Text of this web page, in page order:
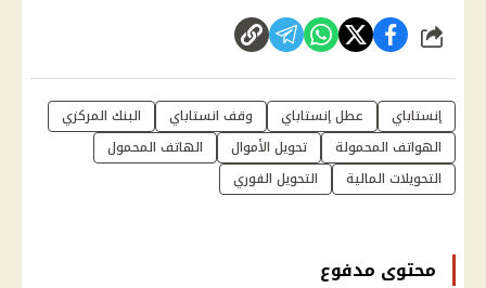
شارك
إنستاباي عطل إنستاباي وقف انستاباي
البنك المركزي
الهواتف المحمولة
تحويل الأموال
الهاتف المحمول
التحويلات المالية
التحويل الفوري
محتوى مدفوع